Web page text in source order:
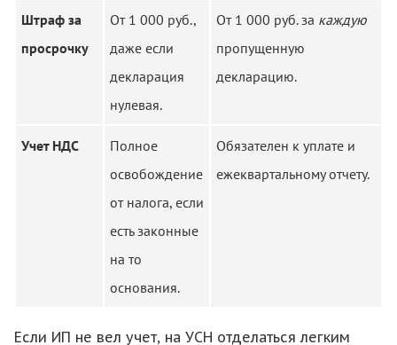
Штраф за
просрочку
От 1 000 руб.,
даже если
декларация
нулевая.
От 1 000 руб. за каждую
пропущенную
декларацию.
Учет НДС
Полное
освобождение
от налога, если
есть законные
на то
основания.
Обязателен к уплате и
ежеквартальному отчету.
Если ИП не вел учет, на УСН отделаться легким